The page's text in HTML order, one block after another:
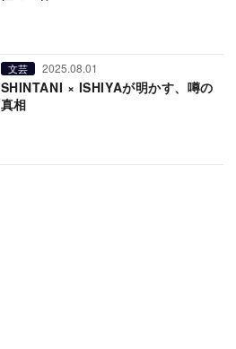
文芸 2025.08.01
SHINTANI × ISHIYAが明かす、噂の
真相